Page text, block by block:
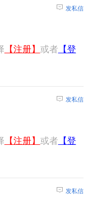
发私信
【注册】 或者 【登
发私信
【注册】 或者 【登
发私信